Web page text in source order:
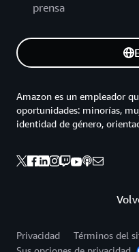
prensa
Amazon es un empleador
oportunidades: minorías,
identidad de género,
Privacidad
Términos del